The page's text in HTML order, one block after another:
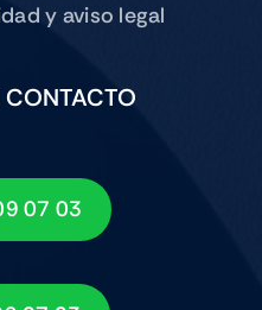
y aviso legal
CONTACTO
07 03